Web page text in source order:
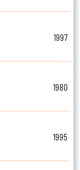
1997
1980
1995